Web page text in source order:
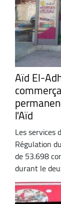
Aïd El-
l'Aïd
Les services
Régulation
de 53.698
durant le